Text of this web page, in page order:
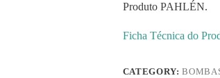
Produto PAHLÉN.
Ficha Técnica do
CATEGORY: